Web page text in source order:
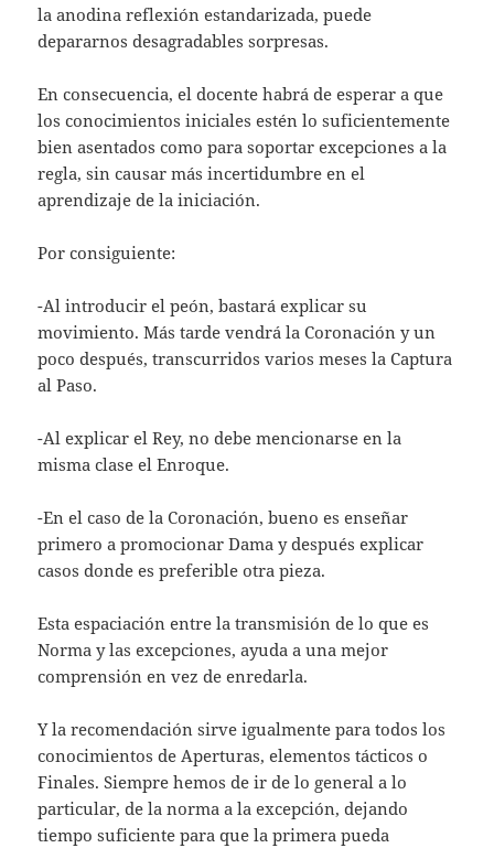
la anodina reflexión estandarizada, puede
depararnos desagradables sorpresas.
En consecuencia, el docente habrá de esperar a que
los conocimientos iniciales estén lo suficientemente
bien asentados como para soportar excepciones a la
regla, sin causar más incertidumbre en el
aprendizaje de la iniciación.
Por consiguiente:
-Al introducir el peón, bastará explicar su
movimiento. Más tarde vendrá la Coronación y un
poco después, transcurridos varios meses la Captura
al Paso.
-Al explicar el Rey, no debe mencionarse en la
misma clase el Enroque.
-En el caso de la Coronación, bueno es enseñar
primero a promocionar Dama y después explicar
casos donde es preferible otra pieza.
Esta espaciación entre la transmisión de lo que es
Norma y las excepciones, ayuda a una mejor
comprensión en vez de enredarla.
Y la recomendación sirve igualmente para todos los
conocimientos de Aperturas, elementos tácticos o
Finales. Siempre hemos de ir de lo general a lo
particular, de la norma a la excepción, dejando
tiempo suficiente para que la primera pueda